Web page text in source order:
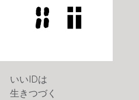
いいIDは
生きつづく